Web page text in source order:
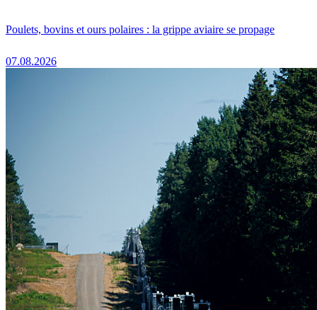
Poulets, bovins et ours polaires : la grippe aviaire se propage
07.08.2026